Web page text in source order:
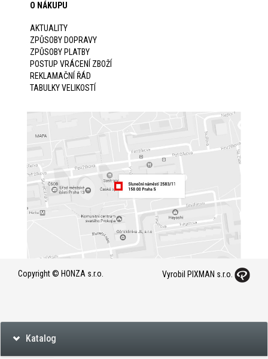
O NÁKUPU
AKTUALITY
ZPŮSOBY DOPRAVY
ZPŮSOBY PLATBY
POSTUP VRÁCENÍ ZBOŽÍ
REKLAMAČNÍ ŘÁD
TABULKY VELIKOSTÍ
Copyright © HONZA s.r.o. Vyrobil PIXMAN s.r.o.
Katalog